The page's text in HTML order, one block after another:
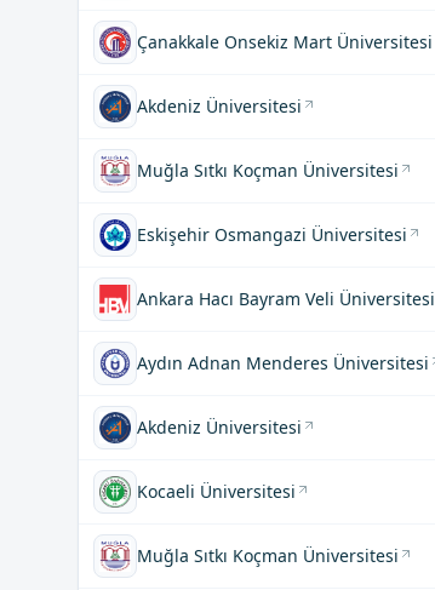
Çanakkale Onsekiz Mart Üniversitesi
Akdeniz Üniversitesi
Muğla Sıtkı Koçman Üniversitesi
Eskişehir Osmangazi Üniversitesi
Ankara Hacı Bayram Veli Üniversitesi
Aydın Adnan Menderes Üniversitesi
Akdeniz Üniversitesi
Kocaeli Üniversitesi
Muğla Sıtkı Koçman Üniversitesi